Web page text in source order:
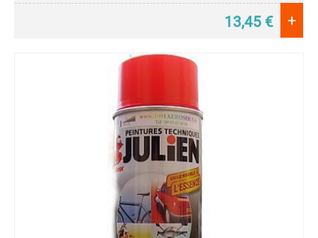
13,45 € +